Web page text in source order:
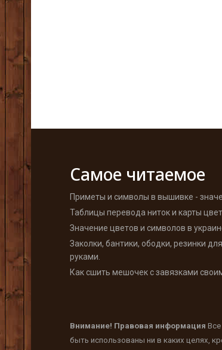
Самое читаемое
Приметы и символы в вышивке -
Таблицы перевода ниток и карты
Значение цветов и символов в
Заколки, бантики, ободки, резинки
руками.
Как сшить мешочек с завязками
Внимание! Правовая информация
быть использованы ни в каких целях,